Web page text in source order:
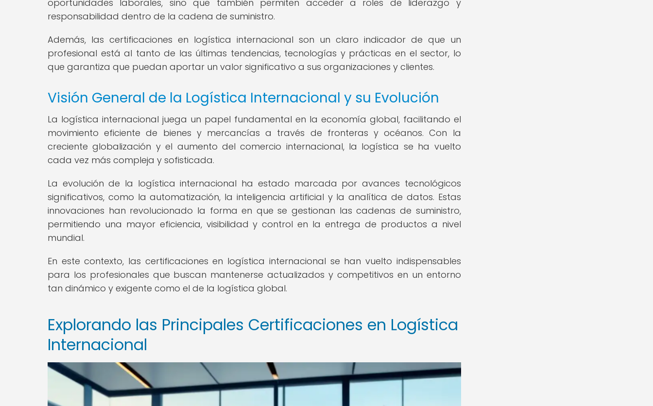
oportunidades laborales, sino que también permiten acceder a roles de liderazgo y
responsabilidad dentro de la cadena de suministro.
Además, las certificaciones en logística internacional son un claro indicador de que un
profesional está al tanto de las últimas tendencias, tecnologías y prácticas en el sector, lo
que garantiza que puedan aportar un valor significativo a sus organizaciones y clientes.
Visión General de la Logística Internacional y su Evolución
La logística internacional juega un papel fundamental en la economía global, facilitando el
movimiento eficiente de bienes y mercancías a través de fronteras y océanos. Con la
creciente globalización y el aumento del comercio internacional, la logística se ha vuelto
cada vez más compleja y sofisticada.
La evolución de la logística internacional ha estado marcada por avances tecnológicos
significativos, como la automatización, la inteligencia artificial y la analítica de datos. Estas
innovaciones han revolucionado la forma en que se gestionan las cadenas de suministro,
permitiendo una mayor eficiencia, visibilidad y control en la entrega de productos a nivel
mundial.
En este contexto, las certificaciones en logística internacional se han vuelto indispensables
para los profesionales que buscan mantenerse actualizados y competitivos en un entorno
tan dinámico y exigente como el de la logística global.
Explorando las Principales Certificaciones en Logística
Internacional